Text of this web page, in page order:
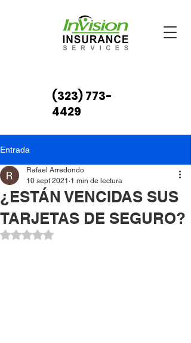
(323) 773-
4429
Entrada
¿ESTÁN VENCIDAS SUS
TARJETAS DE SEGURO?
Rafael Arredondo
10 sept 2021 1 min de lectura
Obtuvo NaN de 5 estrellas.